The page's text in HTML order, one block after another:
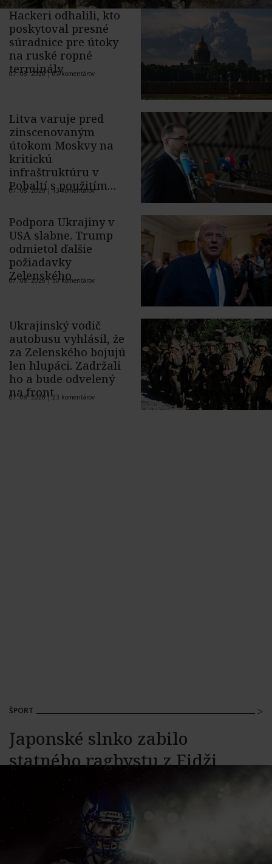
Hackeri odhalili, kto
poskytoval presné
súradnice pre útoky
na ruské ropné
terminály
07. 08. 2026 |67 komentárov
Litva varuje pred
zinscenovaným
útokom Moskvy na
kritickú
infraštruktúru v
Pobaltí s použitím
ukrajinského dronu
07. 08. 2026 |13 komentárov
Podpora Ukrajiny v
USA slabne. Trump
odmietol ďalšie
požiadavky
Zelenského
07. 08. 2026 |50 komentárov
Ukrajinský vodič
autobusu vyhlásil, že
za Zelenského bojujú
len hlupáci. Zadržali
ho a bude odvelený
na front
07. 08. 2026 |23 komentárov
ŠPORT